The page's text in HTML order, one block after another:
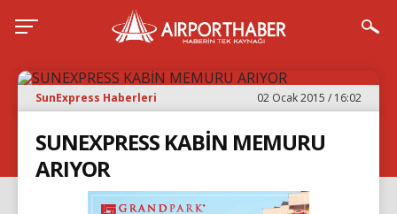
SunExpress Haberleri 02 Ocak 2015 / 16:02
SUNEXPRESS KABİN MEMURU
ARIYOR